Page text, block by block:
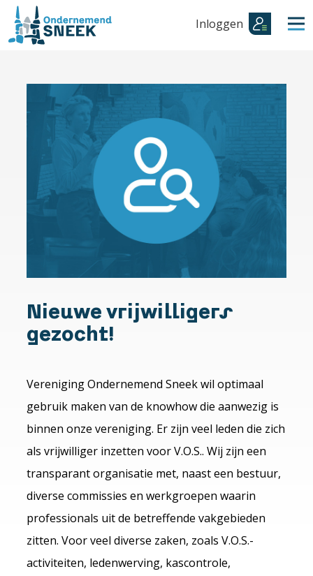
Inloggen
Nieuwe vrijwilligers
gezocht!
Vereniging Ondernemend Sneek wil optimaal
gebruik maken van de knowhow die aanwezig is
binnen onze vereniging. Er zijn veel leden die zich
als vrijwilliger inzetten voor V.O.S.. Wij zijn een
transparant organisatie met, naast een bestuur,
diverse commissies en werkgroepen waarin
professionals uit de betreffende vakgebieden
zitten. Voor veel diverse zaken, zoals V.O.S.-
activiteiten, ledenwerving, kascontrole,